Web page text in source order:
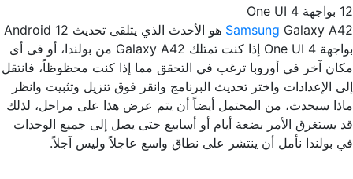
Samsung
Galaxy A42 هو الأحدث الذي يتلقى تحديث Android 12
بواجهة One UI 4 إذا كنت تمتلك Galaxy A42 من بولندا، أو فى أى
مكان آخر في أوروبا ترغب في التحقق مما إذا كنت محظوظاً، فانتقل
إلى الإعدادات واختر تحديث البرنامج وانقر فوق تنزيل وتثبيت وانظر
ماذا سيحدث، من المحتمل أيضاً أن يتم عرض هذا على مراحل، لذلك
قد يستغرق الأمر بضعة أيام أو أسابيع حتى يصل إلى جميع الوحدات
في بولندا نأمل أن ينتشر على نطاق واسع عاجلاً وليس آجلاً.